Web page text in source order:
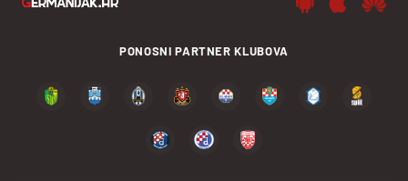
PONOSNI PARTNER KLUBOVA